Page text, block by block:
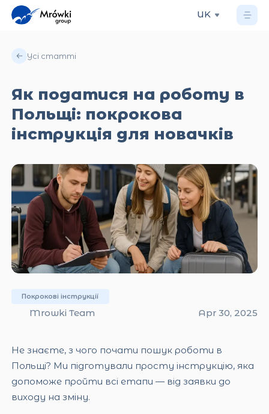
UK
Усі статті
Як податися на роботу в
Польщі: покрокова
інструкція для новачків
Покрокові інструкції
Mrowki Team Apr 30, 2025
Не знаєте, з чого почати пошук роботи в
Польщі? Ми підготували просту інструкцію, яка
допоможе пройти всі етапи — від заявки до
виходу на зміну.